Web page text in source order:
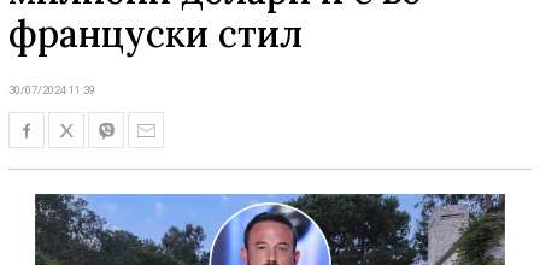
француски стил
30/07/2024 11:39